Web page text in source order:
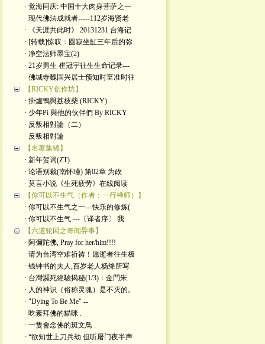
· 觉海同庆: 中国十大肉身菩萨之一
· 现代佛法成就者-----112岁海贤老
· 《天涯共此时》 20131231 台海记
· [转载]惊叹：圆寂坐缸三年后的弥
· 净空法师墨宝(2)
· 21岁男生 崔冠宇往生生命记录---
· 佛城寺魏国兴居士预知时至准时往
【RICKY创作坊】
· 掛爐鴨與荔枝柴 (RICKY)
· 少年Pi 與他的伙伴們 By RICKY
· 反叛相對論（二）
· 反叛相對論
【名著集锦】
· 新年贺词(ZT)
· 论语别裁(南怀瑾) 第02章 为政
· 莫言小说《生死疲劳》在线阅读
【你可以不生气（作者：一行禅师）】
· 你可以不生气之一---快乐的修炼(
· 你可以不生气 ---〔译者序〕 我
【六道轮回之奇闻异事】
· 阿彌陀佛, Pray for her/him!!!!
· 请为台湾空难祈祷！愿逝者往生极
· 钱钟书的夫人,百岁老人杨绛所写
· 台灣瀕死經驗揭秘(1/3)：金門朱
· 人的神识（俗称灵魂）是不灭的。
· "Dying To Be Me" --
· 吃素拜佛的貓咪 .
· 一隻會念佛的斑文鳥 .
· “欲知世上刀兵劫 但听屠门夜半声